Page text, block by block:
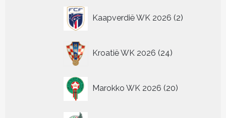
Kaapverdië WK 2026 2
producten
Kroatië WK 2026 24
producten
Marokko WK 2026 20
producten